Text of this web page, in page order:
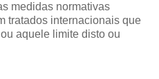
medidas normativas
tratados internacionais que
aquele limite disto ou